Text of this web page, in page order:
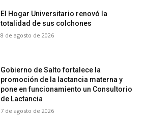
El Hogar Universitario renovó la
totalidad de sus colchones
8 de agosto de 2026
Gobierno de Salto fortalece la
promoción de la lactancia materna y
pone en funcionamiento un Consultorio
de Lactancia
7 de agosto de 2026